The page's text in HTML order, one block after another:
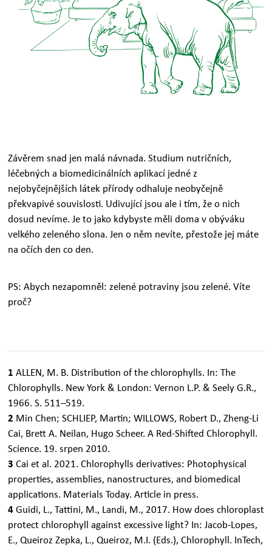
Závěrem snad jen malá návnada. Studium nutričních,
léčebných a biomedicinálních aplikací jedné z
nejobyčejnějších látek přírody odhaluje neobyčejně
překvapivé souvislosti. Udivující jsou ale i tím, že o nich
dosud nevíme. Je to jako kdybyste měli doma v obýváku
velkého zeleného slona. Jen o něm nevíte, přestože jej máte
na očích den co den.
PS: Abych nezapomněl: zelené potraviny jsou zelené. Víte
proč?
1 ALLEN, M. B. Distribution of the chlorophylls. In: The
Chlorophylls. New York & London: Vernon L.P. & Seely G.R.,
1966. S. 511–519.
2 Min Chen; SCHLIEP, Martin; WILLOWS, Robert D., Zheng-Li
Cai, Brett A. Neilan, Hugo Scheer. A Red-Shifted Chlorophyll.
Science. 19. srpen 2010.
3 Cai et al. 2021. Chlorophylls derivatives: Photophysical
properties, assemblies, nanostructures, and biomedical
applications. Materials Today. Article in press.
4 Guidi, L., Tattini, M., Landi, M., 2017. How does chloroplast
protect chlorophyll against excessive light? In: Jacob-Lopes,
E., Queiroz Zepka, L., Queiroz, M.I. (Eds.), Chlorophyll. InTech,